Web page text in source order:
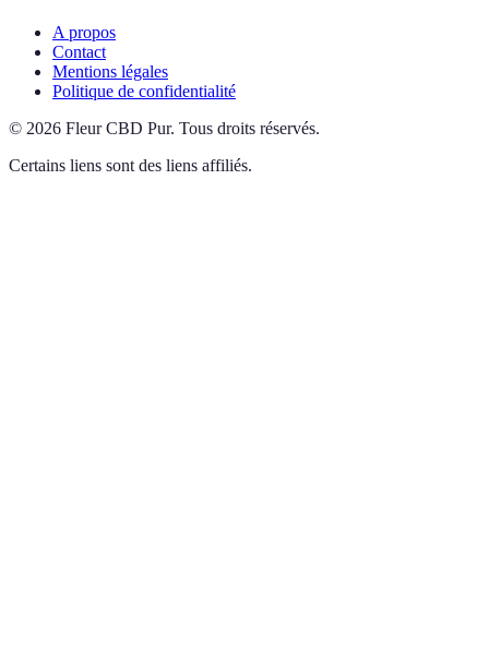
A propos
Contact
Mentions légales
Politique de confidentialité
© 2026 Fleur CBD Pur. Tous droits réservés.
Certains liens sont des liens affiliés.